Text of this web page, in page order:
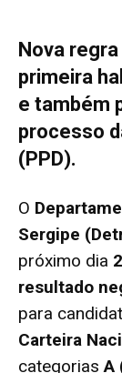
Nova
primeira
e também
processo
(PPD).
O
Sergipe
próximo dia
resultado
para
Carteira
categoriasA